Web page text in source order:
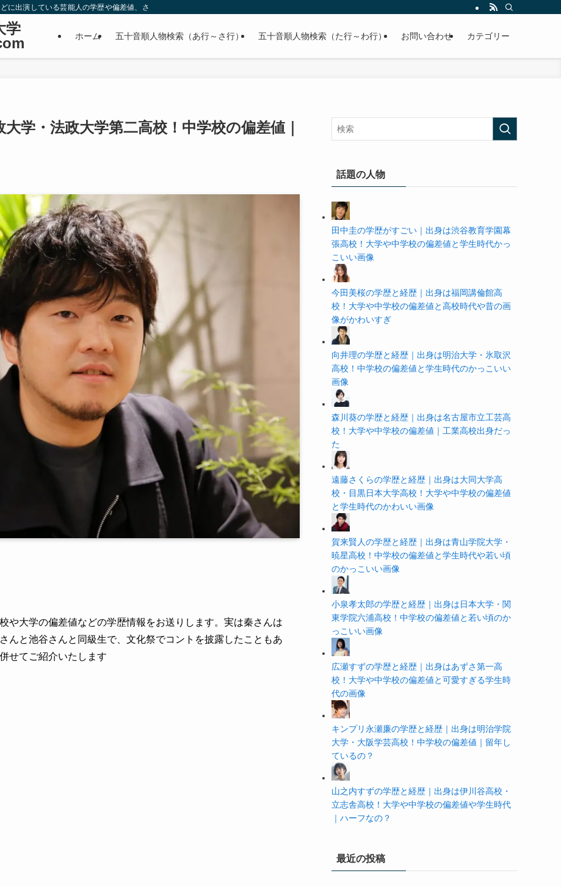
に出演している芸能人の学歴や偏差値、さらに政治家やスポーツ選手などの有名人の学歴や高校・大学の偏差値まで紹介していきます。
学
ホーム 五十音順人物検索（あ行～さ行） 五十音順人物検索（た行～わ行） お問い合わせ カテゴリー
学・法政大学第二高校！中学校の偏差値｜
や大学の偏差値などの学歴情報をお送りします。実は秦さんは
んと池谷さんと同級生で、文化祭でコントを披露したこともあ
せてご紹介いたします
話題の人物
田中圭の学歴がすごい｜出身は渋谷教育学園幕
張高校！大学や中学校の偏差値と学生時代かっ
こいい画像
今田美桜の学歴と経歴｜出身は福岡講倫館高
校！大学や中学校の偏差値と高校時代や昔の画
像がかわいすぎ
向井理の学歴と経歴｜出身は明治大学・氷取沢
高校！中学校の偏差値と学生時代のかっこいい
画像
森川葵の学歴と経歴｜出身は名古屋市立工芸高
校！大学や中学校の偏差値｜工業高校出身だっ
た
遠藤さくらの学歴と経歴｜出身は大同大学高
校・目黒日本大学高校！大学や中学校の偏差値
と学生時代のかわいい画像
賀来賢人の学歴と経歴｜出身は青山学院大学・
暁星高校！中学校の偏差値と学生時代や若い頃
のかっこいい画像
小泉孝太郎の学歴と経歴｜出身は日本大学・関
東学院六浦高校！中学校の偏差値と若い頃のか
っこいい画像
広瀬すずの学歴と経歴｜出身はあずさ第一高
校！大学や中学校の偏差値と可愛すぎる学生時
代の画像
キンプリ永瀬廉の学歴と経歴｜出身は明治学院
大学・大阪学芸高校！中学校の偏差値｜留年し
ているの？
山之内すずの学歴と経歴｜出身は伊川谷高校・
立志舎高校！大学や中学校の偏差値や学生時代
｜ハーフなの？
最近の投稿